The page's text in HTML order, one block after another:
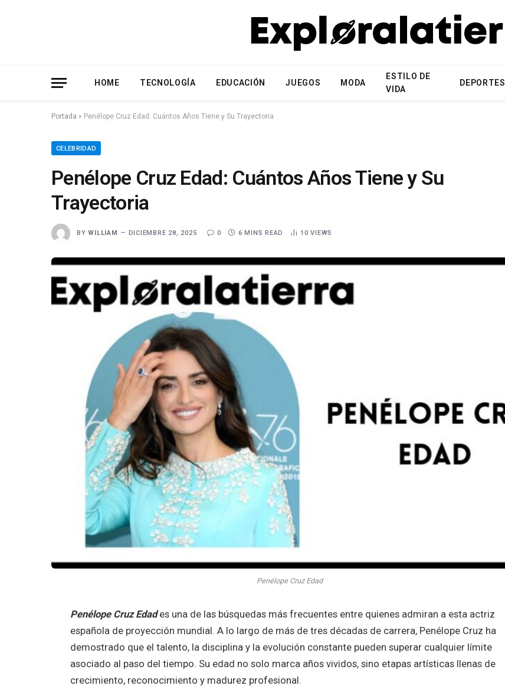
HOME TECNOLOGÍA EDUCACIÓN JUEGOS MODA
ESTILO DE
VIDA
DEPORTES
Portada » Penélope Cruz Edad: Cuántos Años Tiene y Su Trayectoria
CELEBRIDAD
Penélope Cruz Edad: Cuántos Años Tiene y Su
Trayectoria
BY WILLIAM DICIEMBRE 28, 2025 0 6 MINS READ 10VIEWS
Penélope Cruz Edad
Penélope Cruz Edades una de las búsquedas más frecuentes entre quienes admiran a esta actriz
española de proyección mundial. A lo largo de más de tres décadas de carrera, Penélope Cruz ha
demostrado que el talento, la disciplina y la evolución constante pueden superar cualquier límite
asociado al paso del tiempo. Su edad no solo marca años vividos, sino etapas artísticas llenas de
crecimiento, reconocimiento y madurez profesional.